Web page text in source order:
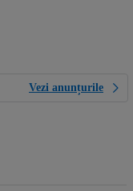
Vezi anunțurile